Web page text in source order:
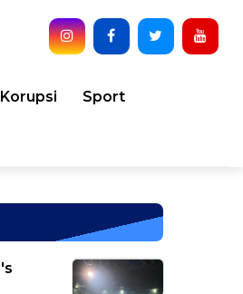
Korupsi Sport